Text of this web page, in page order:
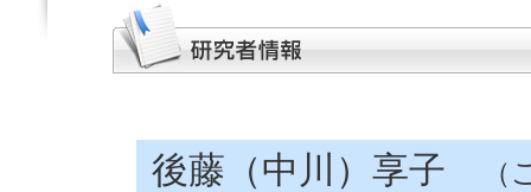
後藤（中川）享子